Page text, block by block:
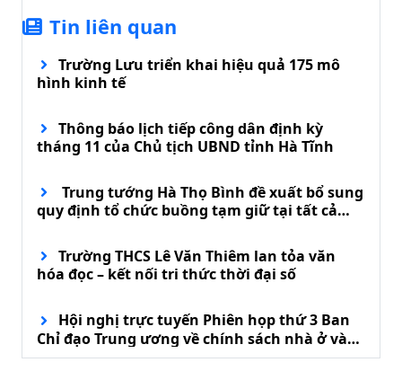
Tin liên quan
Trường Lưu triển khai hiệu quả 175 mô
hình kinh tế
Thông báo lịch tiếp công dân định kỳ
tháng 11 của Chủ tịch UBND tỉnh Hà Tĩnh
Trung tướng Hà Thọ Bình đề xuất bổ sung
quy định tổ chức buồng tạm giữ tại tất cả
Trường THCS Lê Văn Thiêm lan tỏa văn
hóa đọc – kết nối tri thức thời đại số
Hội nghị trực tuyến Phiên họp thứ 3 Ban
Chỉ đạo Trung ương về chính sách nhà ở và
phát triển thị trường bất động sản